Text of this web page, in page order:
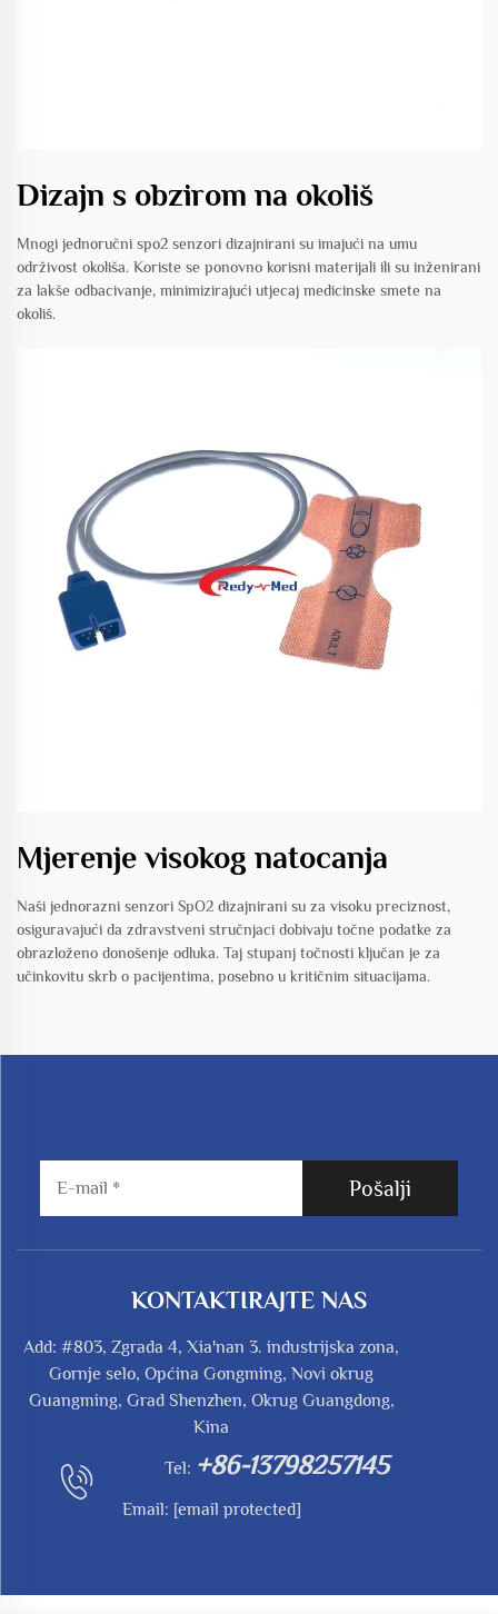
Dizajn s obzirom na okoliš
Mnogi jednoručni spo2 senzori dizajnirani su imajući na umu
održivost okoliša. Koriste se ponovno korisni materijali ili su inženirani
za lakše odbacivanje, minimizirajući utjecaj medicinske smete na
okoliš.
Mjerenje visokog natocanja
Naši jednorazni senzori SpO2 dizajnirani su za visoku preciznost,
osiguravajući da zdravstveni stručnjaci dobivaju točne podatke za
obrazloženo donošenje odluka. Taj stupanj točnosti ključan je za
učinkovitu skrb o pacijentima, posebno u kritičnim situacijama.
Pošalji
KONTAKTIRAJTE NAS
Add: #803, Zgrada 4, Xia'nan 3. industrijska zona,
Gornje selo, Općina Gongming, Novi okrug
Guangming, Grad Shenzhen, Okrug Guangdong,
Kina
Tel: +86-13798257145
Email: [email protected]